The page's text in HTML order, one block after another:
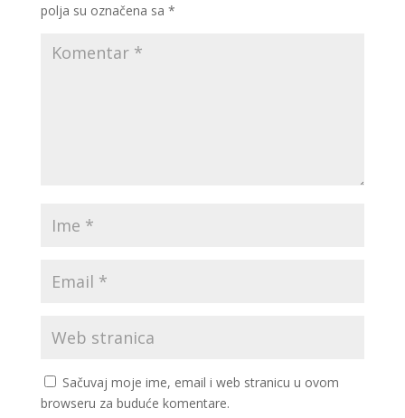
polja su označena sa *
Sačuvaj moje ime, email i web stranicu u ovom
browseru za buduće komentare.